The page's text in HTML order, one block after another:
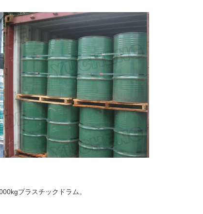
プラスチックドラム。